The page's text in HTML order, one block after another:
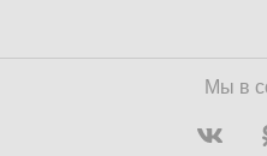
Мы в